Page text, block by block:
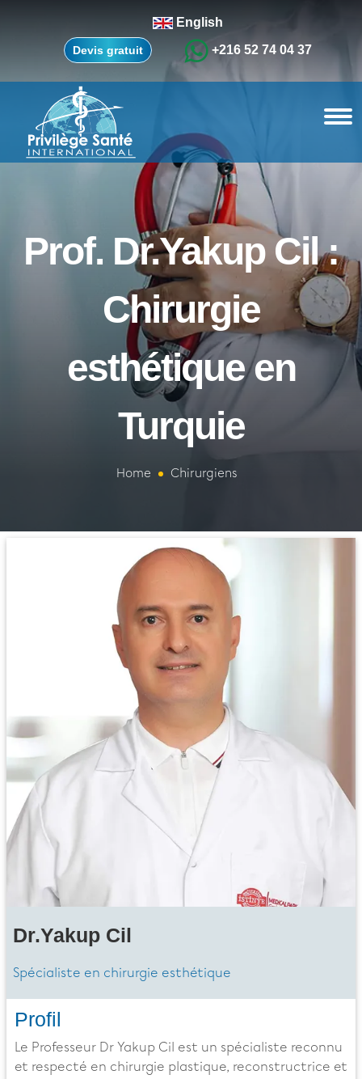
English
Devis gratuit +216 52 74 04 37
Prof. Dr.Yakup Cil :
Chirurgie
esthétique en
Turquie
Home Chirurgiens
Dr.Yakup Cil
Spécialiste en chirurgie esthétique
Profil
Le Professeur Dr Yakup Cil est un spécialiste reconnu
et respecté en chirurgie plastique, reconstructrice et